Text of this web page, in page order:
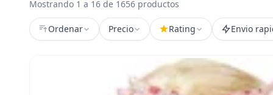
Mostrando 1 a 16 de 1656 productos
Ordenar Precio Rating Envio